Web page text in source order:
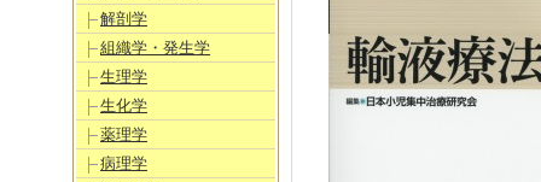
解剖学
組織学・発生学
生理学
生化学
薬理学
病理学